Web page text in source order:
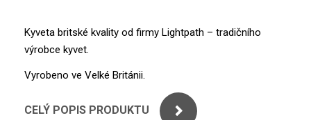
STANDARDY
ICP
AGILENT
Kyveta britské kvality od firmy Lightpath – tradičního
výrobce kyvet.
Vyrobeno ve Velké Británii.
CELÝ POPIS PRODUKTU